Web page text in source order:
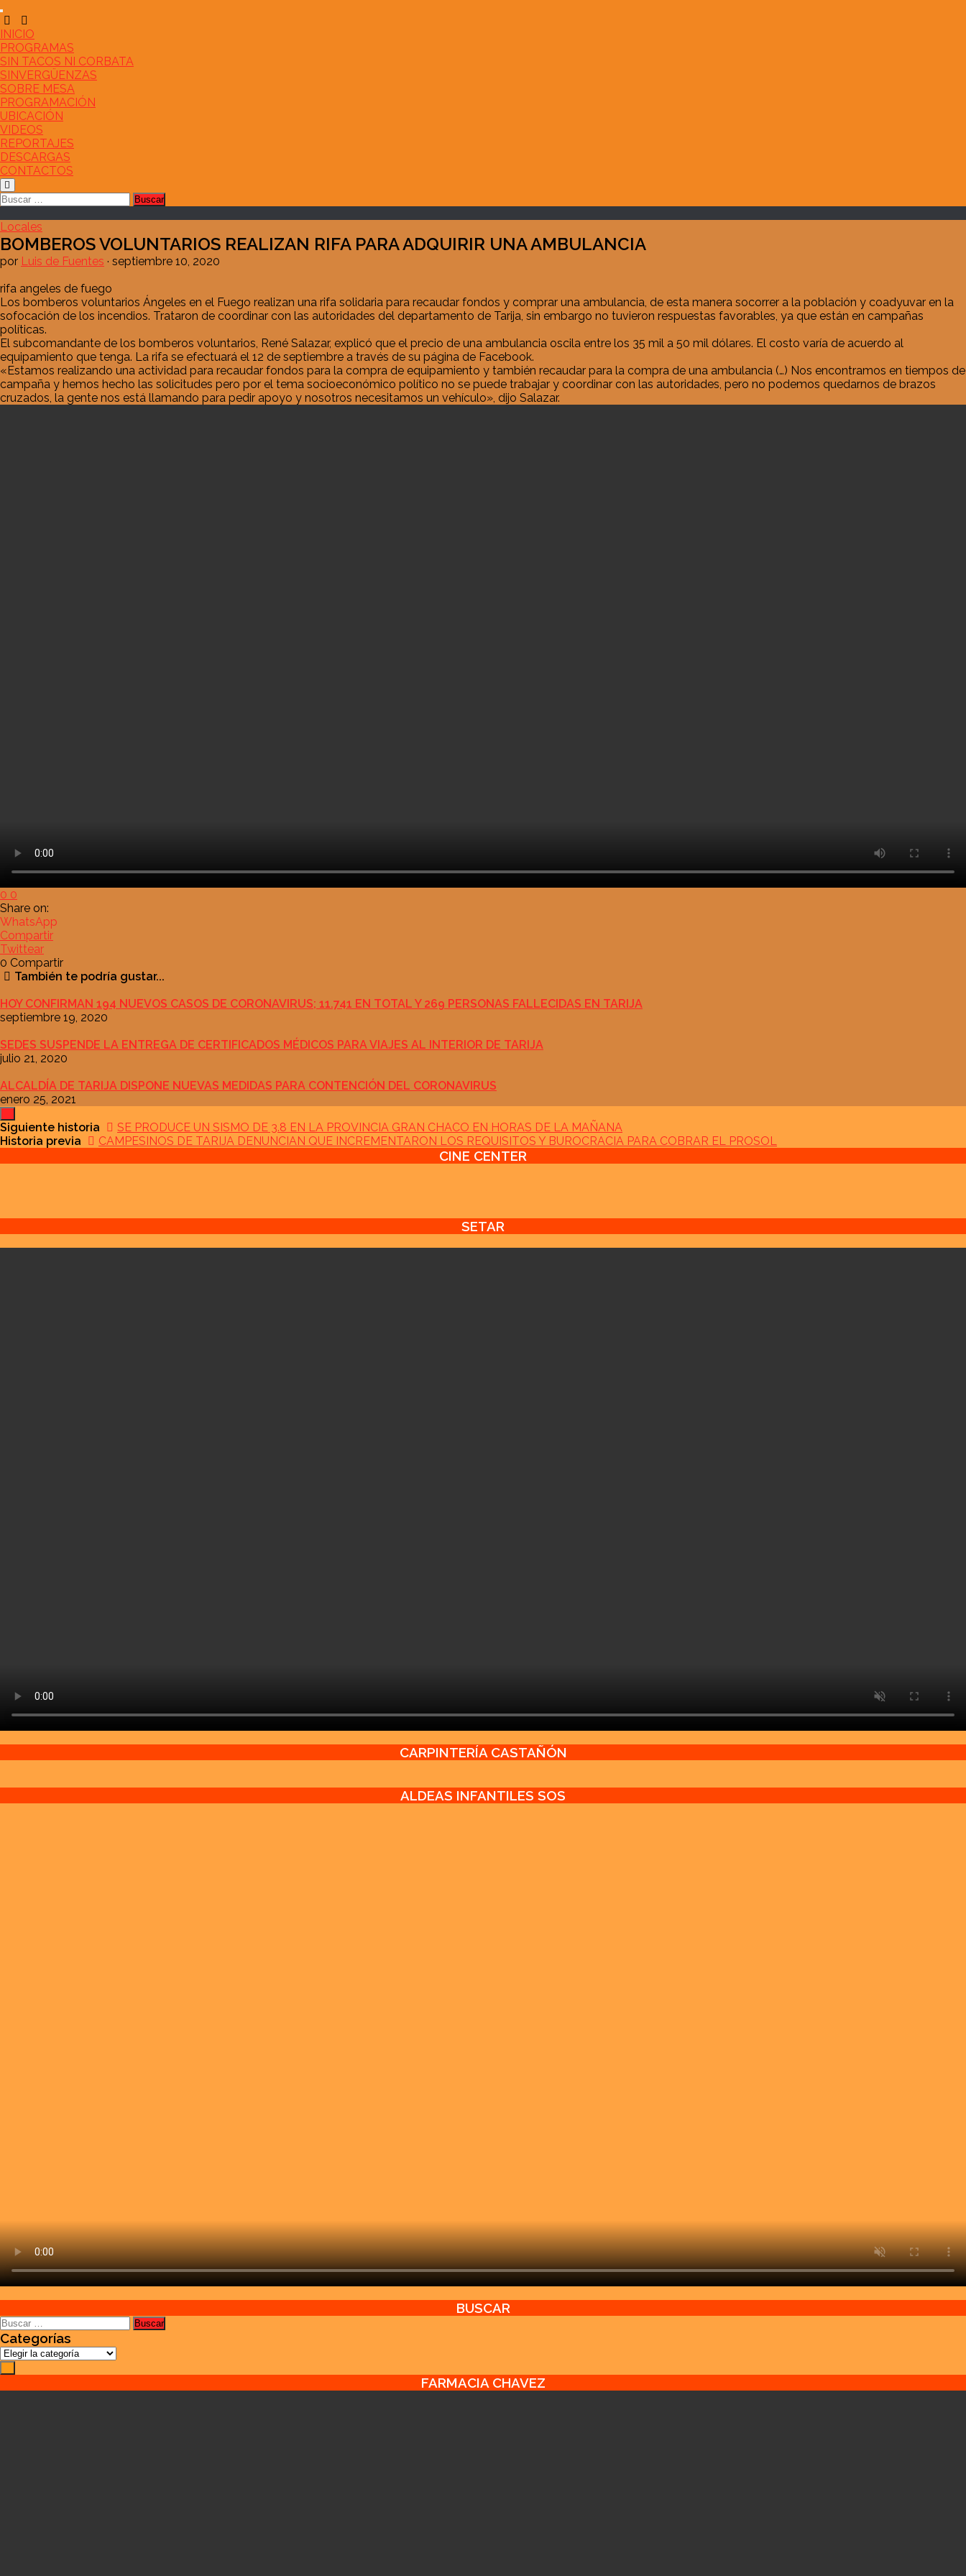
Saltar
al
contenido
INICIO
PROGRAMAS
SIN TACOS NI CORBATA
SINVERGÜENZAS
SOBRE MESA
PROGRAMACIÓN
UBICACIÓN
VIDEOS
REPORTAJES
DESCARGAS
CONTACTOS
Buscar:
Locales
BOMBEROS VOLUNTARIOS REALIZAN RIFA PARA ADQUIRIR UNA AMBULANCIA
por Luis de Fuentes · septiembre 10, 2020
rifa angeles de fuego
Los bomberos voluntarios Ángeles en el Fuego realizan una rifa solidaria para recaudar fondos y comprar una ambulancia, de esta manera socorrer a la población y coadyuvar en la
sofocación de los incendios. Trataron de coordinar con las autoridades del departamento de Tarija, sin embargo no tuvieron respuestas favorables, ya que están en campañas
políticas.
El subcomandante de los bomberos voluntarios, René Salazar, explicó que el precio de una ambulancia oscila entre los 35 mil a 50 mil dólares. El costo varía de acuerdo al
equipamiento que tenga. La rifa se efectuará el 12 de septiembre a través de su página de Facebook.
«Estamos realizando una actividad para recaudar fondos para la compra de equipamiento y también recaudar para la compra de una ambulancia (…) Nos encontramos en tiempos de
campaña y hemos hecho las solicitudes pero por el tema socioeconómico político no se puede trabajar y coordinar con las autoridades, pero no podemos quedarnos de brazos
cruzados, la gente nos está llamando para pedir apoyo y nosotros necesitamos un vehículo», dijo Salazar.
0 0
Share on:
WhatsApp
Compartir
Twittear
0 Compartir
También te podría gustar...
HOY CONFIRMAN 194 NUEVOS CASOS DE CORONAVIRUS; 11.741 EN TOTAL Y 269 PERSONAS FALLECIDAS EN TARIJA
septiembre 19, 2020
SEDES SUSPENDE LA ENTREGA DE CERTIFICADOS MÉDICOS PARA VIAJES AL INTERIOR DE TARIJA
julio 21, 2020
ALCALDÍA DE TARIJA DISPONE NUEVAS MEDIDAS PARA CONTENCIÓN DEL CORONAVIRUS
enero 25, 2021
Siguiente historia
SE PRODUCE UN SISMO DE 3.8 EN LA PROVINCIA GRAN CHACO EN HORAS DE LA MAÑANA
Historia previa
CAMPESINOS DE TARIJA DENUNCIAN QUE INCREMENTARON LOS REQUISITOS Y BUROCRACIA PARA COBRAR EL PROSOL
CINE CENTER
SETAR
CARPINTERÍA CASTAÑÓN
ALDEAS INFANTILES SOS
BUSCAR
Buscar:
Categorías
Categorías
FARMACIA CHAVEZ